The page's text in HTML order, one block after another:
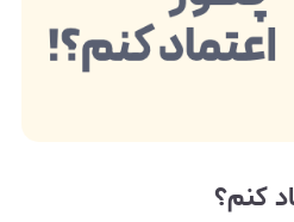
کنم؟